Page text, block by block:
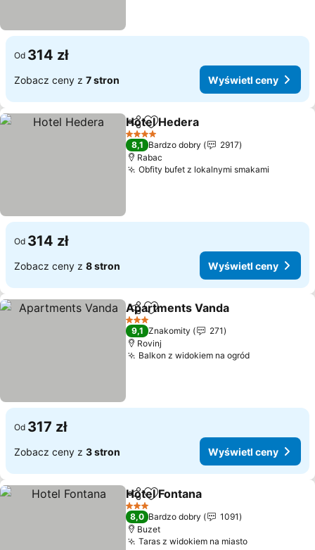
Od 314 zł
Zobacz ceny z 7 stron Wyświetl ceny
Udostępnij
Dodaj do ulubionych
Hotel Hedera
4 Kategoria
8,1 Bardzo dobry
2917
Rabac
Obfity bufet z lokalnymi smakami
Od 314 zł
Zobacz ceny z 8 stron Wyświetl ceny
UdostępnijDodaj do ulubionych
Apartments Vanda
3 Kategoria
9,1 Znakomity
271
Rovinj
Balkon z widokiem na ogród
Od 317 zł
Zobacz ceny z 3 stron Wyświetl ceny
Udostępnij
Dodaj do ulubionych
Hotel Fontana
3 Kategoria
8,0 Bardzo dobry
1091
Buzet
Taras z widokiem na miasto